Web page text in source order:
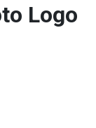
Logo